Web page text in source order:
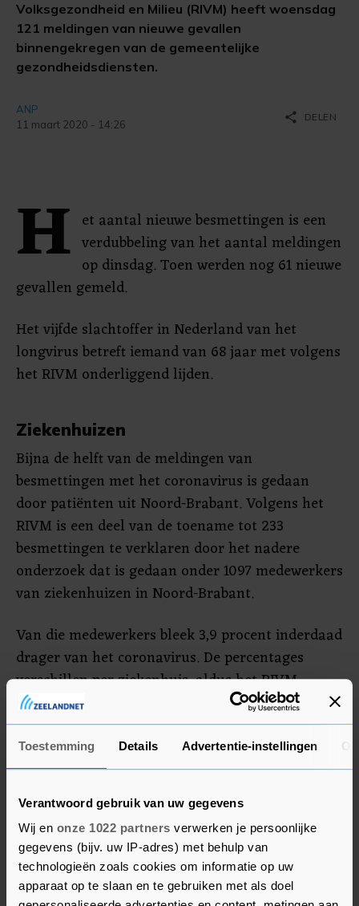
Toestemming Details Advertentie-instellingen
Verantwoord gebruik van uw gegevens
Wij en onze 1022 partners verwerken je persoonlijke
gegevens (bijv. uw IP-adres) met behulp van
technologieën zoals cookies om informatie op uw
apparaat op te slaan en te gebruiken met als doel
Volksgezondheid en Milieu (RIVM) heeft woensdag
121 meldingen van nieuwe gevallen
binnengekregen van de gemeentelijke
gezondheidsdiensten.
ANP
11 maart 2020 - 14:26
share DELEN
H et aantal nieuwe besmettingen is een
verdubbeling van het aantal meldingen
op dinsdag. Toen werden nog 61 nieuwe
gevallen gemeld.
Het vijfde slachtoffer in Nederland van het
longvirus betreft iemand van 68 jaar met volgens
het RIVM onderliggend lijden.
Ziekenhuizen
Bijna de helft van de meldingen van
besmettingen met het coronavirus is gedaan
door patiënten uit Noord-Brabant. Volgens het
RIVM is een deel van de toename tot 233
besmettingen te verklaren door het nadere
onderzoek dat is gedaan onder 1097 medewerkers
van ziekenhuizen in Noord-Brabant.
Van die medewerkers bleek 3,9 procent inderdaad
drager van het coronavirus. De percentages
verschillen per ziekenhuis, aldus het RIVM.
Daarnaast zijn 200 patiënten van die
ziekenhuizen getest. Van deze patiënten bleek
gemiddeld 9 procent het virus te hebben. De
mensen die getest zijn, hadden al klachten.
Behalve de provincie Noord-Brabant zijn er ook
veel besmettingen in de provincie Utrecht (66),
Zuid-Holland (57) en Limburg (48).